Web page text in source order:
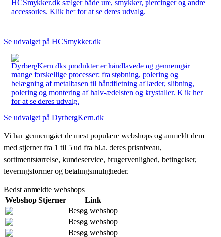
HCSmykker.dk sælger både ure, smykker, piercinger og andre
accessories. Klik her for at se deres udvalg.
Se udvalget på HCSmykker.dk
DyrbergKern.dks produkter er håndlavede og gennemgår
mange forskellige processer: fra støbning, polering og
belægning af metalbasen til håndfletning af læder, slibning,
polering og montering af halv-ædelsten og krystaller. Klik her
for at se deres udvalg.
Se udvalget på DyrbergKern.dk
Vi har gennemgået de mest populære webshops og anmeldt dem
med stjerner fra 1 til 5 ud fra bl.a. deres prisniveau,
sortimentstørrelse, kundeservice, brugervenlighed, betingelser,
leveringsformer og betalingsmuligheder.
Bedst anmeldte webshops
Webshop Stjerner
Link
Besøg webshop
Besøg webshop
Besøg webshop